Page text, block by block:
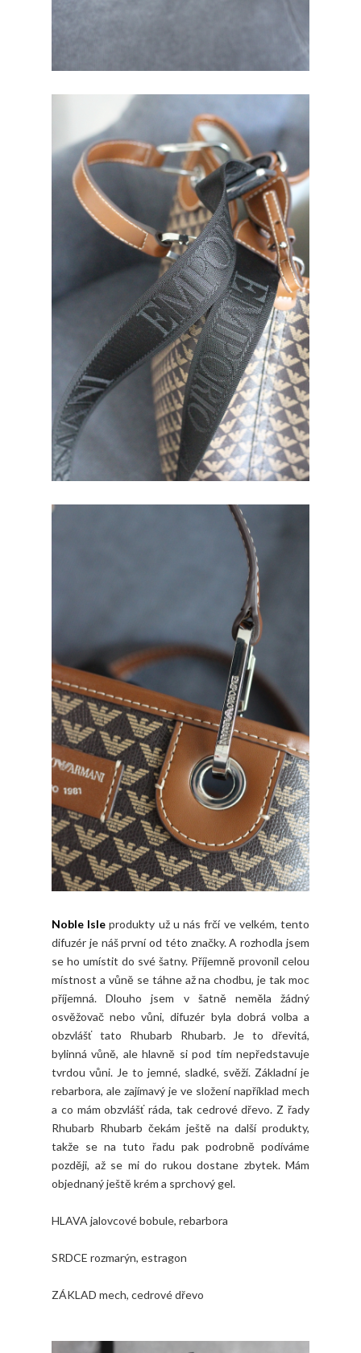
Noble Isle produkty už u nás frčí ve velkém, tento
difuzér je náš první od této značky. A rozhodla jsem
se ho umístit do své šatny. Příjemně provonil celou
místnost a vůně se táhne až na chodbu, je tak moc
příjemná. Dlouho jsem v šatně neměla žádný
osvěžovač nebo vůni, difuzér byla dobrá volba a
obzvlášť tato Rhubarb Rhubarb. Je to dřevitá,
bylinná vůně, ale hlavně si pod tím nepředstavuje
tvrdou vůni. Je to jemné, sladké, svěží. Základní je
rebarbora, ale zajímavý je ve složení například mech
a co mám obzvlášť ráda, tak cedrové dřevo. Z řady
Rhubarb Rhubarb čekám ještě na další produkty,
takže se na tuto řadu pak podrobně podíváme
později, až se mi do rukou dostane zbytek. Mám
objednaný ještě krém a sprchový gel.
HLAVA jalovcové bobule, rebarbora
SRDCE rozmarýn, estragon
ZÁKLAD mech, cedrové dřevo